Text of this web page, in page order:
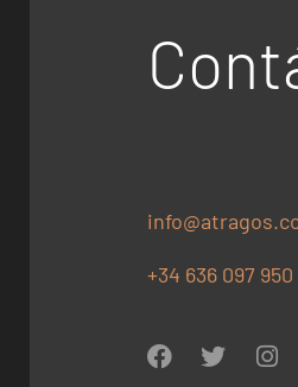
+34 636 097 950